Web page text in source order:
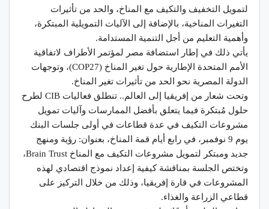
لتمويل التخفيف والتكيف مع المناخ، والحد من تأثيرات
التغيرات المناخية، بالإضافة إلى الآليات التمويلية المبتكرة،
وأهمية التعليم من أجل التنمية المستدامة.
يأتي ذلك في إطار استضافة مصر لمؤتمر الأطراف لاتفاقية
الأمم المتحدة الإطارية حول تغير المناخ (COP27)، وتوجهات
الدولة المصرية نحو الحد من تأثيرات تغير المناخ.
وتحت شعار من إفريقيا إلى العالم.. تنطلق فعاليات CIB لطرح
حلول مُبتكرة فيما يتعلق بأفضل الممارسات وآليات تمويل
مشروعات التكيف في عدة قطاعات في أولى جلسات البنك
يوم 9 نوفمبر، في رابع أيام قمة المناخ، بعنوان: رؤية ومنهج
جديد ومبتكر لتمويل مشروعات التكيف مع المناخ Brain Trust،
وتختص الجلسة بمناقشة كيفية إعداد نموذج اقتصادي لهذه
المشروعات في قارة إفريقيا، وذلك من خلال التركيز على
قطاعي الزراعة والغذاء.